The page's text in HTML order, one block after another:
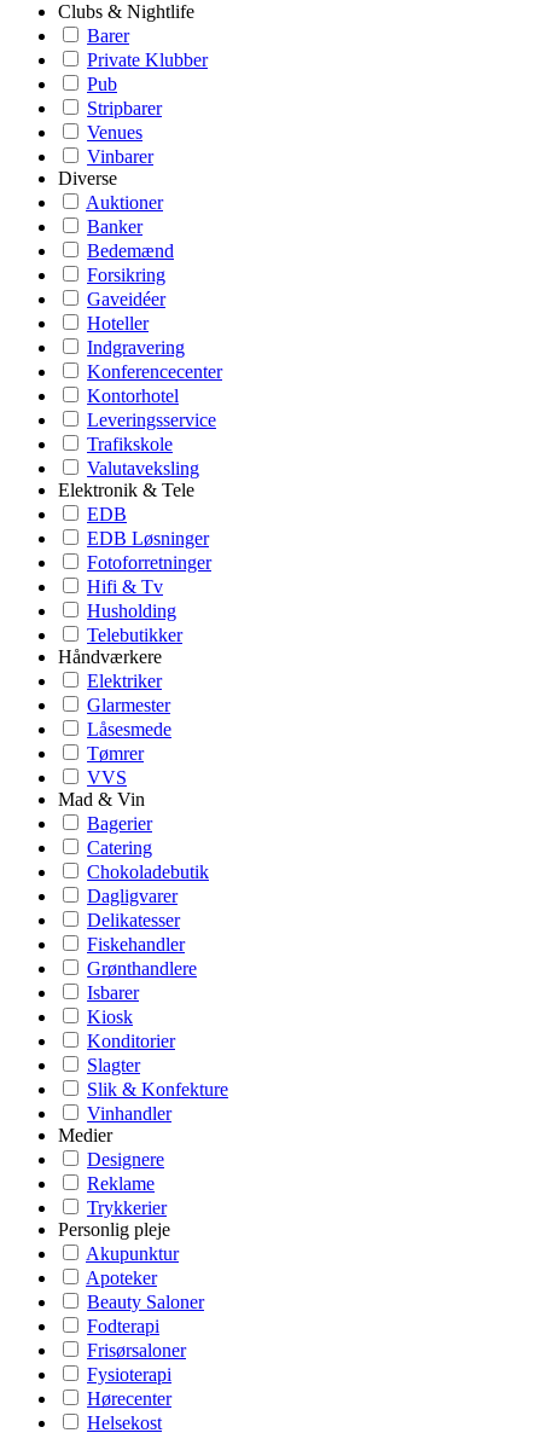
Clubs & Nightlife
Barer
Private Klubber
Pub
Stripbarer
Venues
Vinbarer
Diverse
Auktioner
Banker
Bedemænd
Forsikring
Gaveidéer
Hoteller
Indgravering
Konferencecenter
Kontorhotel
Leveringsservice
Trafikskole
Valutaveksling
Elektronik & Tele
EDB
EDB Løsninger
Fotoforretninger
Hifi & Tv
Husholding
Telebutikker
Håndværkere
Elektriker
Glarmester
Låsesmede
Tømrer
VVS
Mad & Vin
Bagerier
Catering
Chokoladebutik
Dagligvarer
Delikatesser
Fiskehandler
Grønthandlere
Isbarer
Kiosk
Konditorier
Slagter
Slik & Konfekture
Vinhandler
Medier
Designere
Reklame
Trykkerier
Personlig pleje
Akupunktur
Apoteker
Beauty Saloner
Fodterapi
Frisørsaloner
Fysioterapi
Hørecenter
Helsekost